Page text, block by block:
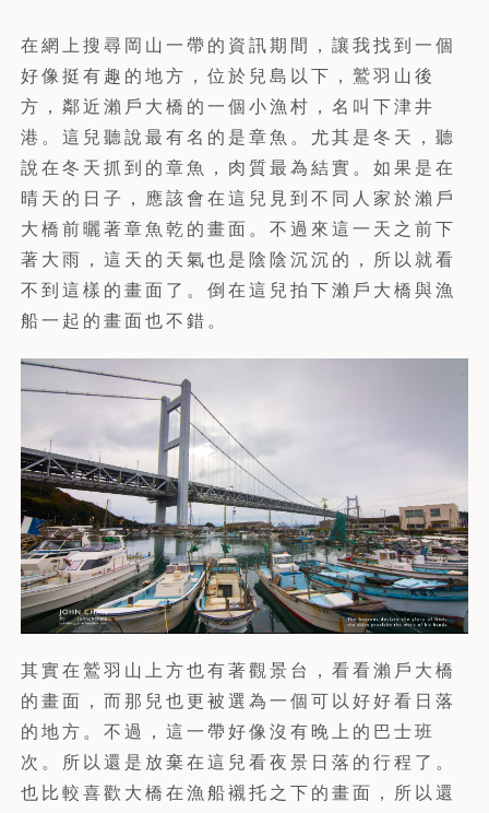
在網上搜尋岡山一帶的資訊期間，讓我找到一個
好像挺有趣的地方，位於兒島以下，鷲羽山後
方，鄰近瀨戶大橋的一個小漁村，名叫下津井
港。這兒聽說最有名的是章魚。尤其是冬天，聽
說在冬天抓到的章魚，肉質最為結實。如果是在
晴天的日子，應該會在這兒見到不同人家於瀨戶
大橋前曬著章魚乾的畫面。不過來這一天之前下
著大雨，這天的天氣也是陰陰沉沉的，所以就看
不到這樣的畫面了。倒在這兒拍下瀨戶大橋與漁
船一起的畫面也不錯。
其實在鷲羽山上方也有著觀景台，看看瀨戶大橋
的畫面，而那兒也更被選為一個可以好好看日落
的地方。不過，這一帶好像沒有晚上的巴士班
次。所以還是放棄在這兒看夜景日落的行程了。
也比較喜歡大橋在漁船襯托之下的畫面，所以還